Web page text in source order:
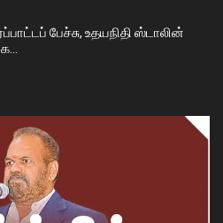
பேச்சு, உதயநிதி ஸ்டாலின்